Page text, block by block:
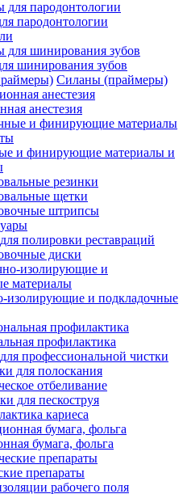
пародонтологии
шинирования зубов
Силаны (праймеры)
анестезия
и финирующие материалы и
резинки
щетки
штрипсы
полировки реставраций
диски
изолирующие и подкладочные
профилактика
профессиональной чистки
для полоскания
отбеливание
для пескоструя
кариеса
бумага, фольга
препараты